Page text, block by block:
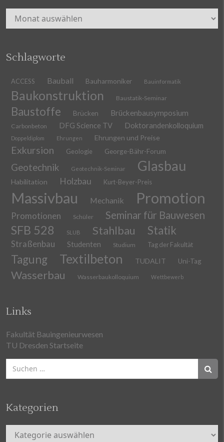
Archiv
Schlagworte
ACCESS Bauball Bauharmoniker Bauinformatik
Baukonstruktion Baustatik-Seminar
Baustoffe Brücken Brückenbausymposium
Carbonbeton DFG Science TV Doktorandenkolloquium
Doppeldiplom Ehrungen Ehrungen und Preise
Exkursion Geologie George-Bähr-Forum
Geotechnik Geotechnik-Seminar Glasbau
Habilitation Holzbau Kurt-Beyer-Preis
Massivbau Mechanik Promotion
Promotionen Schüler Seminar für Bauwesen
SFB 528 SLUB Stahlbau Statik
Straßenbau Studenten Studium Tag der Fakultät
Tagung Textilbeton TUDALIT Uni-Tag
Wasserbau Wasserbaukolloquium Wettbewerb
Links
Fakultät Bauingenieurwesen
TU Dresden Startseite
Suchen
nach:
Kategorien
Kategorien